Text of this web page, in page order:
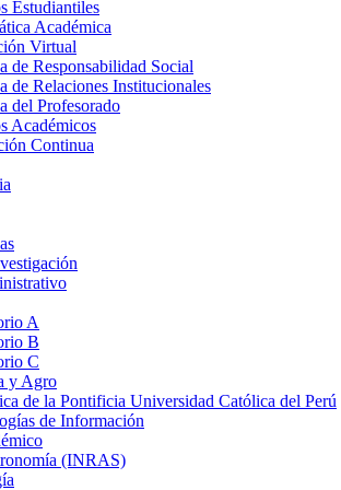
Estudiantiles
Académica
Virtual
de Responsabilidad Social
de Relaciones Institucionales
del Profesorado
Académicos
Continua
A
B
C
y Agro
de la Pontificia Universidad Católica del Perú
de Información
(INRAS)